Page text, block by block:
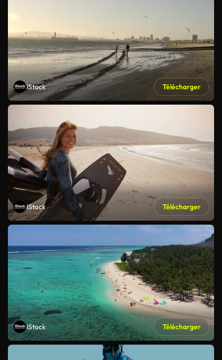
iStock Télécharger
iStock Télécharger
iStock Télécharger